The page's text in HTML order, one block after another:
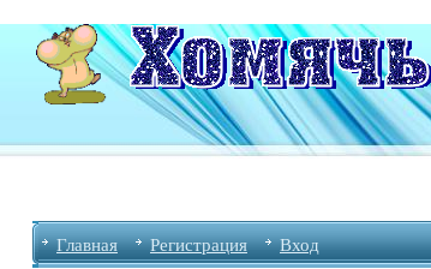
Главная Регистрация Вход